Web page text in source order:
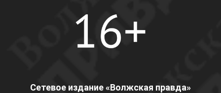
Сетевое издание «Волжская правда»